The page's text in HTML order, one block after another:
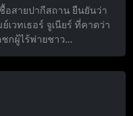
อสายปากีสถาน ยืนยันว่า
วทเธอร์ จูเนียร์ ที่คาดว่า
กผู้ไร้พ่ายชาว...